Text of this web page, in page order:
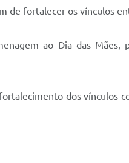
de fortalecer os vínculos
ao Dia das Mães,
dos vínculos